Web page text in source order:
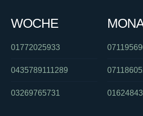
WOCHE
01772025933
0435789111289
03269765731